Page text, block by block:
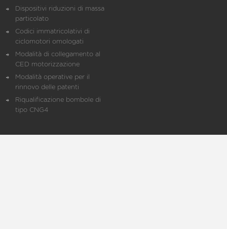
Dispositivi riduzioni di massa
particolato
Codici immatricolativi di
ciclomotori omologati
Modalità di collegamento al
CED motorizzazione
Modalità operative per il
rinnovo delle patenti
Riqualificazione bombole di
tipo CNG4